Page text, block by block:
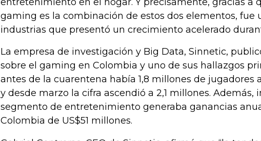
gaming es la combinación de estos dos elementos, fue
industrias que presentó un crecimiento acelerado
La empresa de investigación y Big Data, Sinnetic,
sobre el gaming en Colombia y uno de sus hallazgos
antes de la cuarentena había 1,8 millones de jugadores
y desde marzo la cifra ascendió a 2,1 millones. Además,
segmento de entretenimiento generaba ganancias
Colombia de US$51 millones.